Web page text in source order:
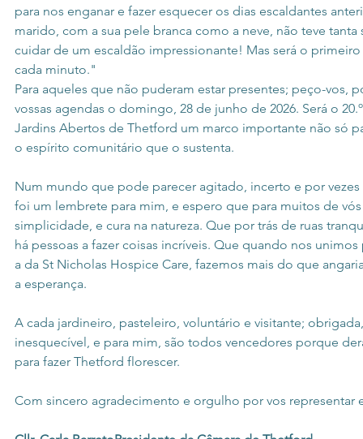
para nos enganar e fazer esquecer os dias escaldantes
marido, com a sua pele branca como a neve, não teve
cuidar de um escaldão impressionante! Mas será o
cada minuto."
Para aqueles que não puderam estar presentes; peço-vos,
vossas agendas o domingo, 28 de junho de 2026. Será o
Jardins Abertos de Thetford um marco importante não só
o espírito comunitário que o sustenta.
Num mundo que pode parecer agitado, incerto e por
foi um lembrete para mim, e espero que para muitos de
simplicidade, e cura na natureza. Que por trás de ruas
há pessoas a fazer coisas incríveis. Que quando nos
a da St Nicholas Hospice Care, fazemos mais do que
a esperança.
A cada jardineiro, pasteleiro, voluntário e visitante;
inesquecível, e para mim, são todos vencedores porque
para fazer Thetford florescer.
Com sincero agradecimento e orgulho por vos representar